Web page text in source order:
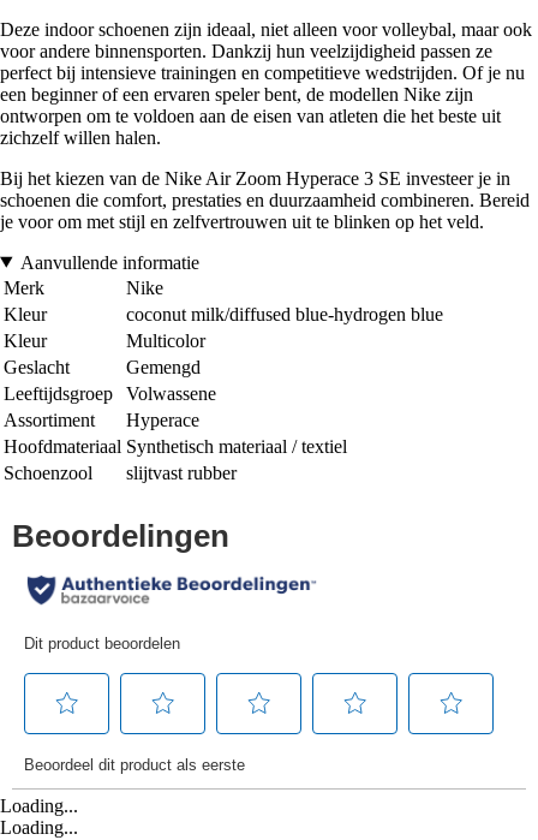
Deze indoor schoenen zijn ideaal, niet alleen voor volleybal, maar ook
voor andere binnensporten. Dankzij hun veelzijdigheid passen ze
perfect bij intensieve trainingen en competitieve wedstrijden. Of je nu
een beginner of een ervaren speler bent, de modellen Nike zijn
ontworpen om te voldoen aan de eisen van atleten die het beste uit
zichzelf willen halen.
Bij het kiezen van de Nike Air Zoom Hyperace 3 SE investeer je in
schoenen die comfort, prestaties en duurzaamheid combineren. Bereid
je voor om met stijl en zelfvertrouwen uit te blinken op het veld.
Aanvullende informatie
Merk
Nike
Kleur
coconut milk/diffused blue-hydrogen blue
Kleur
Multicolor
Geslacht
Gemengd
Leeftijdsgroep
Volwassene
Assortiment
Hyperace
Hoofdmateriaal Synthetisch materiaal / textiel
Schoenzool
slijtvast rubber
Loading...
Loading...